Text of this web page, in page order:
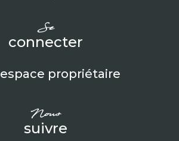
se
connecter
espace propriétaire
nous
suivre